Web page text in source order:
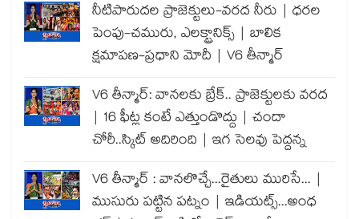
నీటిపారుదల ప్రాజెక్టులు-వరద నీరు | ధరల
పెంపు-చమురు, ఎలక్ట్రానిక్స్ | బాలిక
క్షమాపణ-ప్రధాని మోదీ | V6 తీన్మార్
V6 తీన్మార్: వానలకు బ్రేక్.. ప్రాజెక్టులకు వరద
| 16 ఫీట్ల కంటే ఎత్తుండొద్దు | చందా
చోరీ..స్కిట్ అదిరింది | ఇగ సెలవు పెద్దన్న
V6 తీన్మార్ : వానలొచ్చే...రైతులు మురిసే... |
ముసురు పట్టిన పట్నం | ఇడియట్స్...అంధ